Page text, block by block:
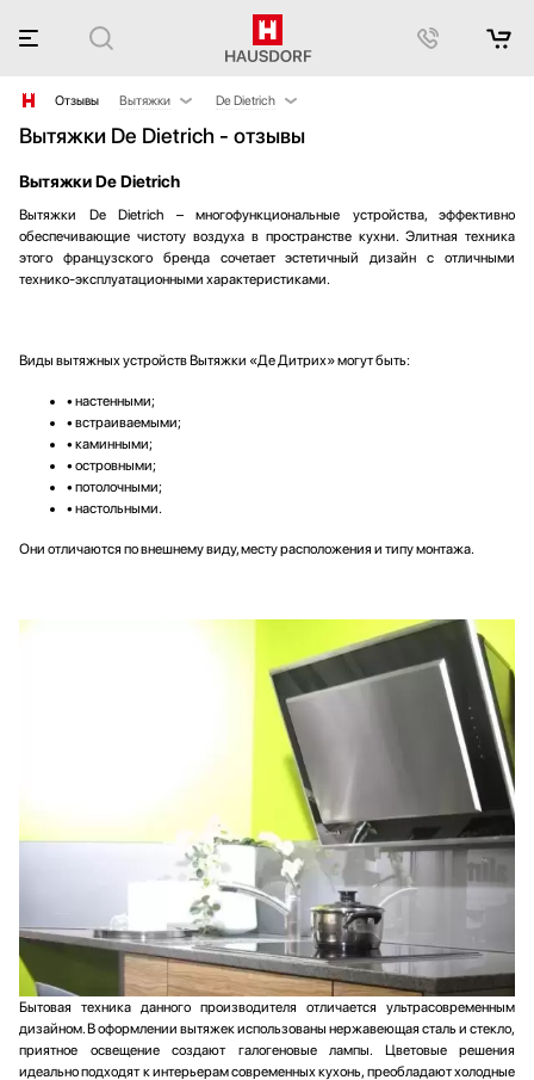
Отзывы Вытяжки
Аксессуары
Вакуумные упаковщики
Варочные панели
Варочные центры
Винные шкафы
Водонагреватели
Вспениватели молока
Духовые шкафы
Массажеры и спорт. инвентарь
Микроволновые печи
Миксеры
Мойки
Мультиварки
Мясорубки
Обогреватели
Очистители воздуха
Пароварки
Паровые шкафы для одежды
De Dietrich
AEG
Bertazzoni
BORA
Bosch
Gorenje
Kaiser
Korting
Kuppersberg
Kuppersbusch
Maunfeld
Midea
Miele
Neff
Pando
Schaub Lorenz
Siemens
Вытяжки De Dietrich - отзывы
Вытяжки De Dietrich
Вытяжки De Dietrich – многофункциональные устройства, эффективно
обеспечивающие чистоту воздуха в пространстве кухни. Элитная техника
этого французского бренда сочетает эстетичный дизайн с отличными
технико-эксплуатационными характеристиками.
Виды вытяжных устройств Вытяжки «Де Дитрих» могут быть:
• настенными;
• встраиваемыми;
• каминными;
• островными;
• потолочными;
• настольными.
Они отличаются по внешнему виду, месту расположения и типу монтажа.
Бытовая техника данного производителя отличается ультрасовременным
дизайном. В оформлении вытяжек использованы нержавеющая сталь и стекло,
приятное освещение создают галогеновые лампы. Цветовые решения
идеально подходят к интерьерам современных кухонь, преобладают холодные